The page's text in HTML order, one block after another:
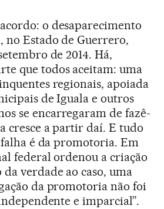
o desaparecimento
no Estado de Guerrero,
de 2014. Há,
que todos aceitam: uma
regionais, apoiada
de Iguala e outros
se encarregaram de fazê-
cresce a partir daí. E tudo
é da promotoria. Em
federal ordenou a criação
verdade ao caso, uma
da promotoria não foi
e imparcial”.